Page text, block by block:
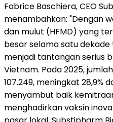
Fabrice Baschiera, CEO
menambahkan: "Dengan
dan mulut (HFMD) yang
besar selama satu dekade
menjadi tantangan serius
Vietnam. Pada 2025,
107.249, meningkat 28,9%
menyambut baik
menghadirkan vaksin